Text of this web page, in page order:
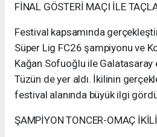
FİNAL GÖSTERİ MAÇI İLE
Festival kapsamında
Süper Lig FC26 şampiyonu ve
Kağan Sofuoğlu ile Galatasaray
Tüzün de yer aldı. İkilinin
festival alanında büyük ilgi
ŞAMPİYON TONCER-OMAÇ